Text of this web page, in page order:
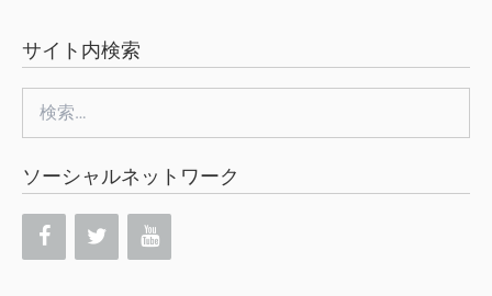
サイト内検索
索:
ソーシャルネットワーク